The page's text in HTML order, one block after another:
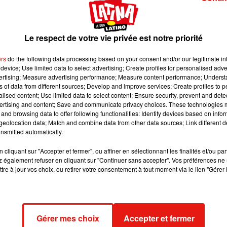
avec des Américains, découvert un
le virus à l'origine du Covid-19.
Pixabay
biotechnologie (VIB)
, basé à Gand en Belgique, a annoncé la
le virus à l'origine du Covid-19, dans le but de permettre le
le coronavirus. Selon ce laboratoire,"les nouveaux résultats
coronavirus d'infecter les cellules humaines
et pourrait
des procédés de production courants dans l'industrie
tests à venir
immédiate - bien que de plus courte durée
n'ont pas besoin de produire leurs propres anticorps. [...] Les
accru d'exposition au virus peuvent également bénéficier
Néanmoins, des tests permettant la confirmation de ces
Le respect de votre vie privée est notre priorité
do the following data processing based on your consent and/or our legitimate
Use limited data to select advertising; Create profiles for personalised
Measure advertising performance; Measure content performance;
of data from different sources; Develop and improve services; Create profiles to
content; Use limited data to select content; Ensure security, prevent and
and content; Save and communicate privacy choices. These technologies
browsing data to offer following functionalities: Identify devices based on
data; Match and combine data from other data sources; Link different
automatically.
cliquant sur "Accepter et fermer", ou affiner en sélectionnant les finalités et/ou
également refuser en cliquant sur "Continuer sans accepter". Vos préférences
à jour vos choix, ou retirer votre consentement à tout moment via le lien
Gérer mes choix Accepter et fermer